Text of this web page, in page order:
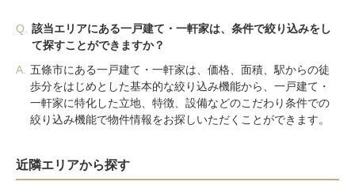
Q.
該当エリアにある一戸建て・一軒家は、条件で絞り込みをし
て探すことができますか？
A. 五條市にある一戸建て・一軒家は、価格、面積、駅からの徒
歩分をはじめとした基本的な絞り込み機能から、一戸建て・
一軒家に特化した立地、特徴、設備などのこだわり条件での
絞り込み機能で物件情報をお探しいただくことができます。
近隣エリアから探す